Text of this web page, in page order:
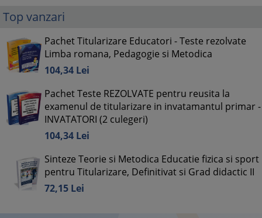
Top vanzari
Pachet Titularizare Educatori - Teste rezolvate
Limba romana, Pedagogie si Metodica
104,34 Lei
Pachet Teste REZOLVATE pentru reusita la
examenul de titularizare in invatamantul primar -
INVATATORI (2 culegeri)
104,34 Lei
Sinteze Teorie si Metodica Educatie fizica si sport
pentru Titularizare, Definitivat si Grad didactic II
72,15 Lei